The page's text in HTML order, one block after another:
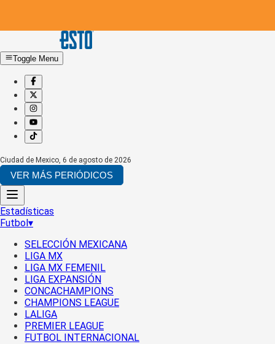
Toggle Menu
Ciudad de Mexico, 6 de agosto de 2026
VER MÁS PERIÓDICOS
Estadísticas
Futbol▾
SELECCIÓN MEXICANA
LIGA MX
LIGA MX FEMENIL
LIGA EXPANSIÓN
CONCACHAMPIONS
CHAMPIONS LEAGUE
LALIGA
PREMIER LEAGUE
FUTBOL INTERNACIONAL